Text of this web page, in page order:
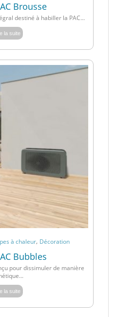
Brousse
destiné à habiller la PAC...
la suite
à chaleur, Décoration
Bubbles
pour dissimuler de manière
la suite